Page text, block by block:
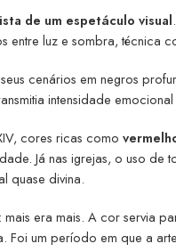
de um espetáculo visual
entre luz e sombra, técnica
cenários em negros
intensidade
cores ricas como
Já nas igrejas, o uso de
quase divina.
era mais. A cor servia
um período em que a